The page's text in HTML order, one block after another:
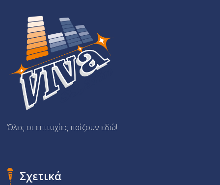
Όλες οι επιτυχίες παίζουν εδώ!
Σχετικά